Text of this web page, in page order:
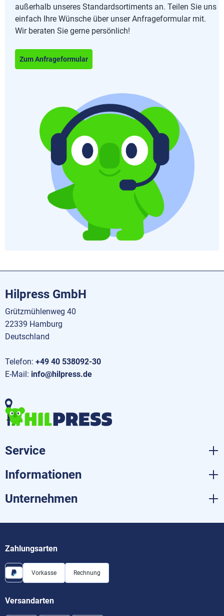
außerhalb unseres Standardsortiments an. Teilen Sie uns
einfach Ihre Wünsche über unser Anfrageformular mit.
Wir beraten Sie gerne persönlich!
Zum Anfrageformular
Hilpress GmbH
Grützmühlenweg 40
22339 Hamburg
Deutschland
Telefon: +49 40 538092-30
E-Mail: info@hilpress.de
Service
Informationen
Unternehmen
Zahlungsarten
Vorkasse Rechnung
Versandarten